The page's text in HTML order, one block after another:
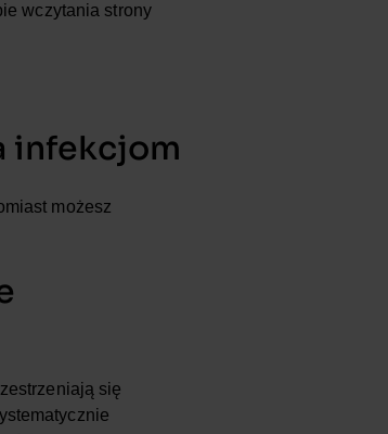
wczytania strony
infekcjom
możesz
się